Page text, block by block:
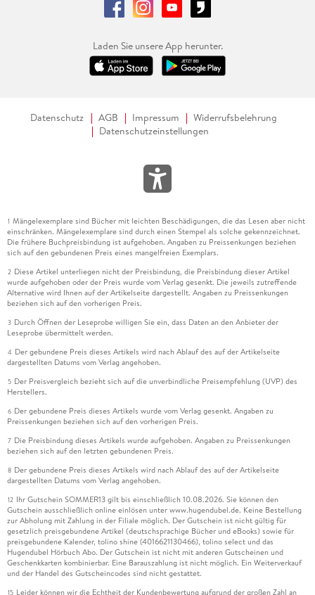
Laden Sie unsere App herunter.
Datenschutz AGB Impressum
Widerrufsbelehrung
Datenschutzeinstellungen
1 Mängelexemplare sind Bücher mit leichten Beschädigungen, die das Lesen aber nicht
einschränken. Mängelexemplare sind durch einen Stempel als solche gekennzeichnet.
Die frühere Buchpreisbindung ist aufgehoben. Angaben zu Preissenkungen beziehen
sich auf den gebundenen Preis eines mangelfreien Exemplars.
2 Diese Artikel unterliegen nicht der Preisbindung, die Preisbindung dieser Artikel
wurde aufgehoben oder der Preis wurde vom Verlag gesenkt. Die jeweils zutreffende
Alternative wird Ihnen auf der Artikelseite dargestellt. Angaben zu Preissenkungen
beziehen sich auf den vorherigen Preis.
3 Durch Öffnen der Leseprobe willigen Sie ein, dass Daten an den Anbieter der
Leseprobe übermittelt werden.
4 Der gebundene Preis dieses Artikels wird nach Ablauf des auf der Artikelseite
dargestellten Datums vom Verlag angehoben.
5 Der Preisvergleich bezieht sich auf die unverbindliche Preisempfehlung (UVP) des
Herstellers.
6 Der gebundene Preis dieses Artikels wurde vom Verlag gesenkt. Angaben zu
Preissenkungen beziehen sich auf den vorherigen Preis.
7 Die Preisbindung dieses Artikels wurde aufgehoben. Angaben zu Preissenkungen
beziehen sich auf den letzten gebundenen Preis.
8 Der gebundene Preis dieses Artikels wird nach Ablauf des auf der Artikelseite
dargestellten Datums vom Verlag angehoben.
12 Ihr Gutschein SOMMER13 gilt bis einschließlich 10.08.2026. Sie können den
Gutschein ausschließlich online einlösen unter www.hugendubel.de. Keine Bestellung
zur Abholung mit Zahlung in der Filiale möglich. Der Gutschein ist nicht gültig für
gesetzlich preisgebundene Artikel (deutschsprachige Bücher und eBooks) sowie für
preisgebundene Kalender, tolino shine (4016621130466), tolino select und das
Hugendubel Hörbuch Abo. Der Gutschein ist nicht mit anderen Gutscheinen und
Geschenkkarten kombinierbar. Eine Barauszahlung ist nicht möglich. Ein Weiterverkauf
und der Handel des Gutscheincodes sind nicht gestattet.
15 Leider können wir die Echtheit der Kundenbewertung aufgrund der großen Zahl an